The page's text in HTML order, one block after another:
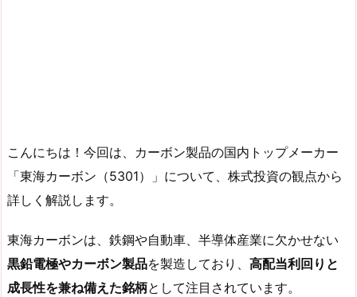
こんにちは！今回は、カーボン製品の国内トップメーカー
「東海カーボン（5301）」について、株式投資の観点から
詳しく解説します。
東海カーボンは、鉄鋼や自動車、半導体産業に欠かせない
黒鉛電極やカーボン製品を製造しており、 高配当利回りと
成長性を兼ね備えた銘柄として注目されています。